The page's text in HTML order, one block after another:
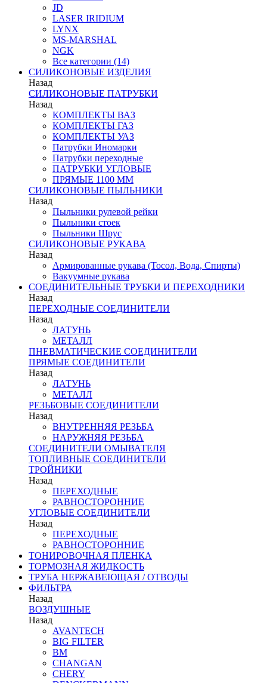
JD
LASER IRIDIUM
LYNX
MS-MARSHAL
NGK
Все категории (14)
СИЛИКОНОВЫЕ ИЗДЕЛИЯ
Назад
СИЛИКОНОВЫЕ ПАТРУБКИ
Назад
КОМПЛЕКТЫ ВАЗ
КОМПЛЕКТЫ ГАЗ
КОМПЛЕКТЫ УАЗ
Патрубки Иномарки
Патрубки переходные
ПАТРУБКИ УГЛОВЫЕ
ПРЯМЫЕ 1100 ММ
СИЛИКОНОВЫЕ ПЫЛЬНИКИ
Назад
Пыльники рулевой рейки
Пыльники стоек
Пыльники Шрус
СИЛИКОНОВЫЕ РУКАВА
Назад
Армированные рукава (Тосол, Вода, Спирты)
Вакуумные рукава
СОЕДИНИТЕЛЬНЫЕ ТРУБКИ И ПЕРЕХОДНИКИ
Назад
ПЕРЕХОДНЫЕ СОЕДИНИТЕЛИ
Назад
ЛАТУНЬ
МЕТАЛЛ
ПНЕВМАТИЧЕСКИЕ СОЕДИНИТЕЛИ
ПРЯМЫЕ СОЕДИНИТЕЛИ
Назад
ЛАТУНЬ
МЕТАЛЛ
РЕЗЬБОВЫЕ СОЕДИНИТЕЛИ
Назад
ВНУТРЕННЯЯ РЕЗЬБА
НАРУЖНЯЯ РЕЗЬБА
СОЕДИНИТЕЛИ ОМЫВАТЕЛЯ
ТОПЛИВНЫЕ СОЕДИНИТЕЛИ
ТРОЙНИКИ
Назад
ПЕРЕХОДНЫЕ
РАВНОСТОРОННИЕ
УГЛОВЫЕ СОЕДИНИТЕЛИ
Назад
ПЕРЕХОДНЫЕ
РАВНОСТОРОННИЕ
ТОНИРОВОЧНАЯ ПЛЕНКА
ТОРМОЗНАЯ ЖИДКОСТЬ
ТРУБА НЕРЖАВЕЮЩАЯ / ОТВОДЫ
ФИЛЬТРА
Назад
ВОЗДУШНЫЕ
Назад
AVANTECH
BIG FILTER
BM
CHANGAN
CHERY